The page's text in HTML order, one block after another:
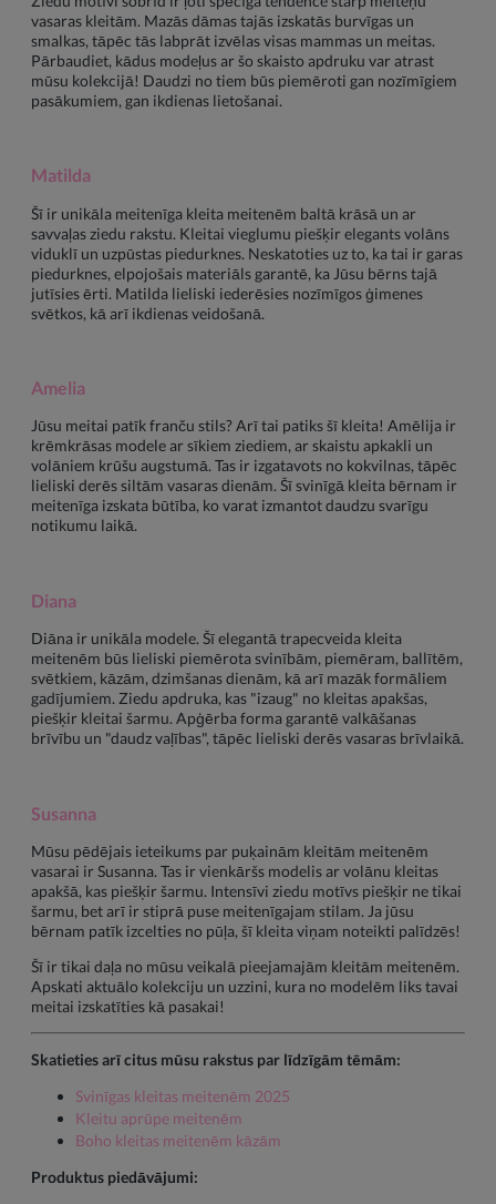
vasaras kleitām. Mazās dāmas tajās izskatās burvīgas un
smalkas, tāpēc tās labprāt izvēlas visas mammas un meitas.
Pārbaudiet, kādus modeļus ar šo skaisto apdruku var atrast
mūsu kolekcijā! Daudzi no tiem būs piemēroti gan nozīmīgiem
pasākumiem, gan ikdienas lietošanai.
Matilda
Šī ir unikāla meitenīga kleita meitenēm baltā krāsā un ar
savvaļas ziedu rakstu. Kleitai vieglumu piešķir elegants volāns
viduklī un uzpūstas piedurknes. Neskatoties uz to, ka tai ir garas
piedurknes, elpojošais materiāls garantē, ka Jūsu bērns tajā
jutīsies ērti. Matilda lieliski iederēsies nozīmīgos ģimenes
svētkos, kā arī ikdienas veidošanā.
Amelia
Jūsu meitai patīk franču stils? Arī tai patiks šī kleita! Amēlija ir
krēmkrāsas modele ar sīkiem ziediem, ar skaistu apkakli un
volāniem krūšu augstumā. Tas ir izgatavots no kokvilnas, tāpēc
lieliski derēs siltām vasaras dienām. Šī svinīgā kleita bērnam ir
meitenīga izskata būtība, ko varat izmantot daudzu svarīgu
notikumu laikā.
Diana
Diāna ir unikāla modele. Šī elegantā trapecveida kleita
meitenēm būs lieliski piemērota svinībām, piemēram, ballītēm,
svētkiem, kāzām, dzimšanas dienām, kā arī mazāk formāliem
gadījumiem. Ziedu apdruka, kas "izaug" no kleitas apakšas,
piešķir kleitai šarmu. Apģērba forma garantē valkāšanas
brīvību un "daudz vaļības", tāpēc lieliski derēs vasaras brīvlaikā.
Susanna
Mūsu pēdējais ieteikums par puķainām kleitām meitenēm
vasarai ir Susanna. Tas ir vienkāršs modelis ar volānu kleitas
apakšā, kas piešķir šarmu. Intensīvi ziedu motīvs piešķir ne tikai
šarmu, bet arī ir stiprā puse meitenīgajam stilam. Ja jūsu
bērnam patīk izcelties no pūļa, šī kleita viņam noteikti palīdzēs!
Šī ir tikai daļa no mūsu veikalā pieejamajām kleitām meitenēm.
Apskati aktuālo kolekciju un uzzini, kura no modelēm liks tavai
meitai izskatīties kā pasakai!
Skatieties arī citus mūsu rakstus par līdzīgām tēmām:
Svinīgas kleitas meitenēm 2025
Kleitu aprūpe meitenēm
Boho kleitas meitenēm kāzām
Produktus piedāvājumi: